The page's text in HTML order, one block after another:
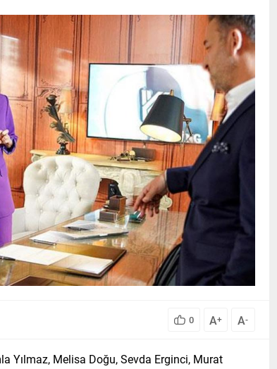
0 A+ A-
Yılmaz, Melisa Doğu, Sevda Erginci, Murat